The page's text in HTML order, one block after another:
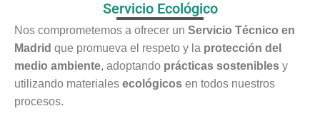
Servicio Ecológico
Nos comprometemos a ofrecer un Servicio Técnico en
Madrid que promueva el respeto y la protección del
medio ambiente, adoptando prácticas sostenibles y
utilizando materiales ecológicos en todos nuestros
procesos.